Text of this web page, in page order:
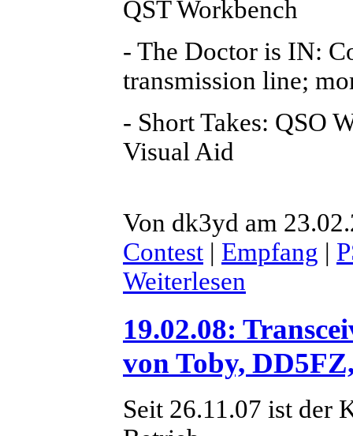
QST Workbench
- The Doctor is IN:
transmission line;
- Short Takes: QSO
Visual Aid
Von dk3yd am
Contest | Empfang |
Weiterlesen
19.02.08:
von Toby,
Seit 26.11.07 ist der